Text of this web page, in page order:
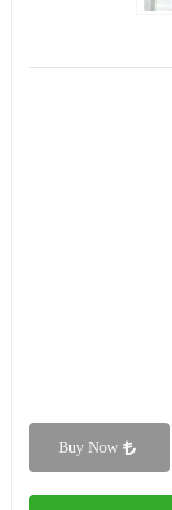
Buy Now